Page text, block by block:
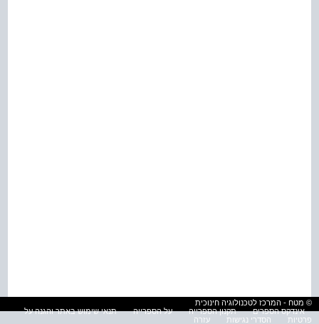
© מטח - המרכז לטכנולוגיה חינוכית
אינדקס הספרים
תקנון הספרייה על הספרייה
תנאי שימוש באתר והגנה על
פרטיות
הסדרי נגישות עזרה